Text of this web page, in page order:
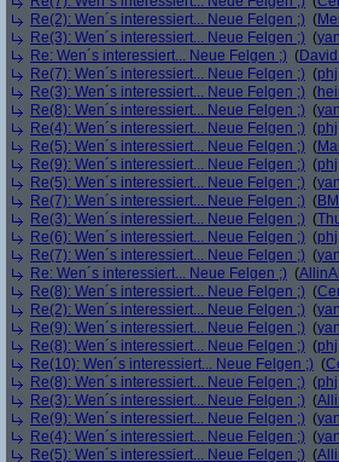
Re(2): Wen´s interessiert... Neue Felgen ;) (
Re(3): Wen´s interessiert... Neue Felgen ;) (
Re: Wen´s interessiert... Neue Felgen ;) (
Re(7): Wen´s interessiert... Neue Felgen ;) (phj
Re(3): Wen´s interessiert... Neue Felgen ;) (
Re(8): Wen´s interessiert... Neue Felgen ;) (
Re(4): Wen´s interessiert... Neue Felgen ;) (phj
Re(5): Wen´s interessiert... Neue Felgen ;) (
Re(9): Wen´s interessiert... Neue Felgen ;) (phj
Re(5): Wen´s interessiert... Neue Felgen ;) (
Re(7): Wen´s interessiert... Neue Felgen ;) (
Re(3): Wen´s interessiert... Neue Felgen ;) (
Re(6): Wen´s interessiert... Neue Felgen ;) (phj
Re(7): Wen´s interessiert... Neue Felgen ;) (
Re: Wen´s interessiert... Neue Felgen ;) (AllinAll
Re(8): Wen´s interessiert... Neue Felgen ;) (
Re(2): Wen´s interessiert... Neue Felgen ;) (
Re(9): Wen´s interessiert... Neue Felgen ;) (
Re(8): Wen´s interessiert... Neue Felgen ;) (phj
Re(10): Wen´s interessiert... Neue Felgen ;) (
Re(8): Wen´s interessiert... Neue Felgen ;) (phj
Re(3): Wen´s interessiert... Neue Felgen ;) (
Re(9): Wen´s interessiert... Neue Felgen ;) (
Re(4): Wen´s interessiert... Neue Felgen ;) (
Re(5): Wen´s interessiert... Neue Felgen ;) (